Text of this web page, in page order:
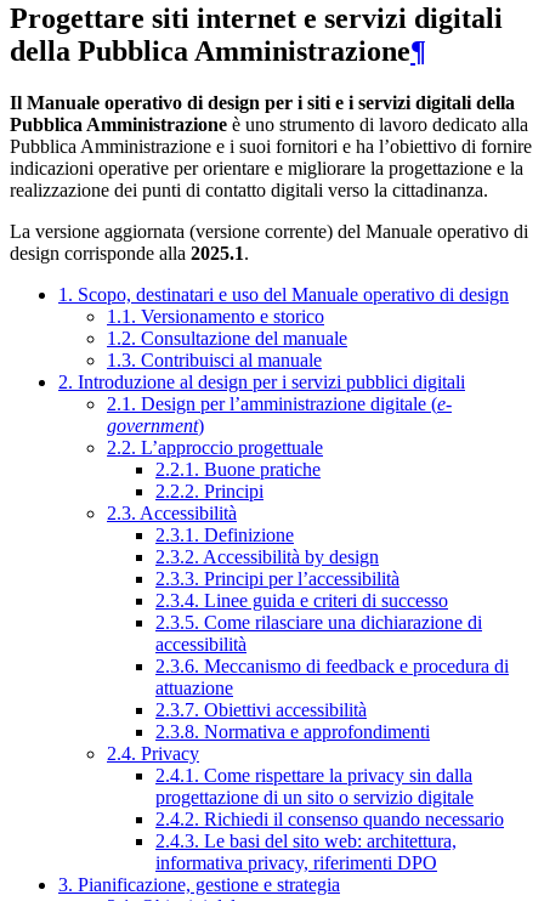
Progettare siti internet e servizi digitali
della Pubblica Amministrazione¶
Il Manuale operativo di design per i siti e i servizi digitali della
Pubblica Amministrazione è uno strumento di lavoro dedicato alla
Pubblica Amministrazione e i suoi fornitori e ha l’obiettivo di fornire
indicazioni operative per orientare e migliorare la progettazione e la
realizzazione dei punti di contatto digitali verso la cittadinanza.
La versione aggiornata (versione corrente) del Manuale operativo di
design corrisponde alla 2025.1.
1. Scopo, destinatari e uso del Manuale operativo di design
1.1. Versionamento e storico
1.2. Consultazione del manuale
1.3. Contribuisci al manuale
2. Introduzione al design per i servizi pubblici digitali
2.1. Design per l’amministrazione digitale (e-
government)
2.2. L’approccio progettuale
2.2.1. Buone pratiche
2.2.2. Principi
2.3. Accessibilità
2.3.1. Definizione
2.3.2. Accessibilità by design
2.3.3. Principi per l’accessibilità
2.3.4. Linee guida e criteri di successo
2.3.5. Come rilasciare una dichiarazione di
accessibilità
2.3.6. Meccanismo di feedback e procedura di
attuazione
2.3.7. Obiettivi accessibilità
2.3.8. Normativa e approfondimenti
2.4. Privacy
2.4.1. Come rispettare la privacy sin dalla
progettazione di un sito o servizio digitale
2.4.2. Richiedi il consenso quando necessario
2.4.3. Le basi del sito web: architettura,
informativa privacy, riferimenti DPO
3. Pianificazione, gestione e strategia